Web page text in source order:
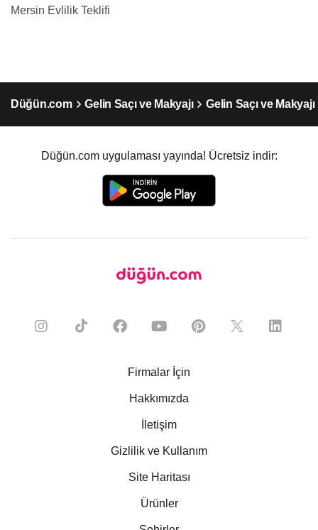
Mersin Evlilik Teklifi
Düğün.com Gelin Saçı ve Makyajı Gelin Saçı ve
Düğün.com uygulaması yayında! Ücretsiz indir:
Firmalar İçin
Hakkımızda
İletişim
Gizlilik ve Kullanım
Site Haritası
Ürünler